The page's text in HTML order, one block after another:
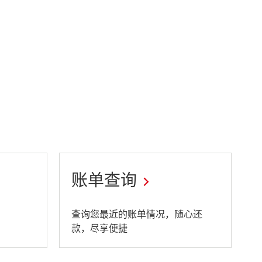
账单查询
This
link
查询您最近的账单情况，随心还
款，尽享便捷